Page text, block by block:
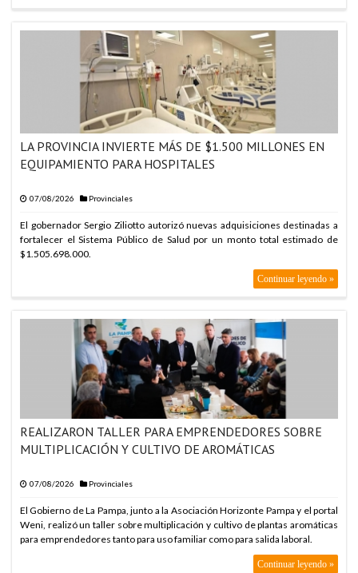
LA PROVINCIA INVIERTE MÁS DE $1.500 MILLONES EN
EQUIPAMIENTO PARA HOSPITALES
07/08/2026 Provinciales
El gobernador Sergio Ziliotto autorizó nuevas adquisiciones destinadas a
fortalecer el Sistema Público de Salud por un monto total estimado de
$1.505.698.000.
Continuar leyendo »
REALIZARON TALLER PARA EMPRENDEDORES SOBRE
MULTIPLICACIÓN Y CULTIVO DE AROMÁTICAS
07/08/2026 Provinciales
El Gobierno de La Pampa, junto a la Asociación Horizonte Pampa y el portal
Weni, realizó un taller sobre multiplicación y cultivo de plantas aromáticas
para emprendedores tanto para uso familiar como para salida laboral.
Continuar leyendo »